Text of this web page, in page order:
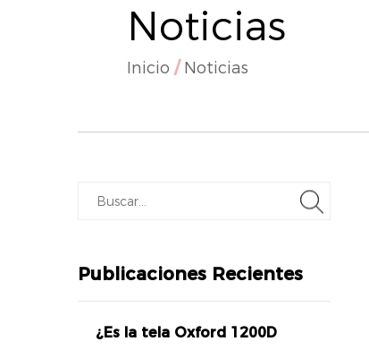
Noticias
Inicio / Noticias
Publicaciones Recientes
¿Es la tela Oxford 1200D